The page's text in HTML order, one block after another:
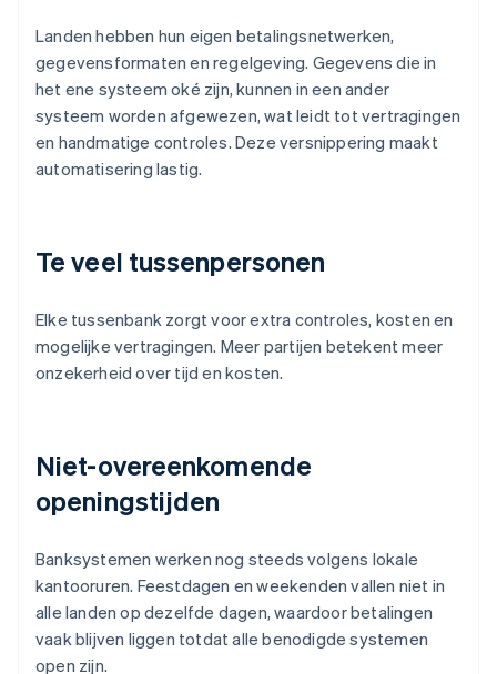
Landen hebben hun eigen betalingsnetwerken,
gegevensformaten en regelgeving. Gegevens die in
het ene systeem oké zijn, kunnen in een ander
systeem worden afgewezen, wat leidt tot vertragingen
en handmatige controles. Deze versnippering maakt
automatisering lastig.
Te veel tussenpersonen
Elke tussenbank zorgt voor extra controles, kosten en
mogelijke vertragingen. Meer partijen betekent meer
onzekerheid over tijd en kosten.
Niet-overeenkomende
openingstijden
Banksystemen werken nog steeds volgens lokale
kantooruren. Feestdagen en weekenden vallen niet in
alle landen op dezelfde dagen, waardoor betalingen
vaak blijven liggen totdat alle benodigde systemen
open zijn.